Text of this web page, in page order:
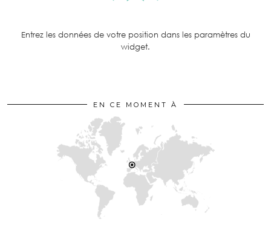
Entrez les données de votre position dans les paramètres du
widget.
EN CE MOMENT À